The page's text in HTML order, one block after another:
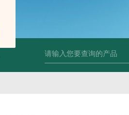
变送器GPV-V1-F1-P2-O3